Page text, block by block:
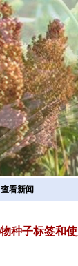
看新闻
物种子标签和